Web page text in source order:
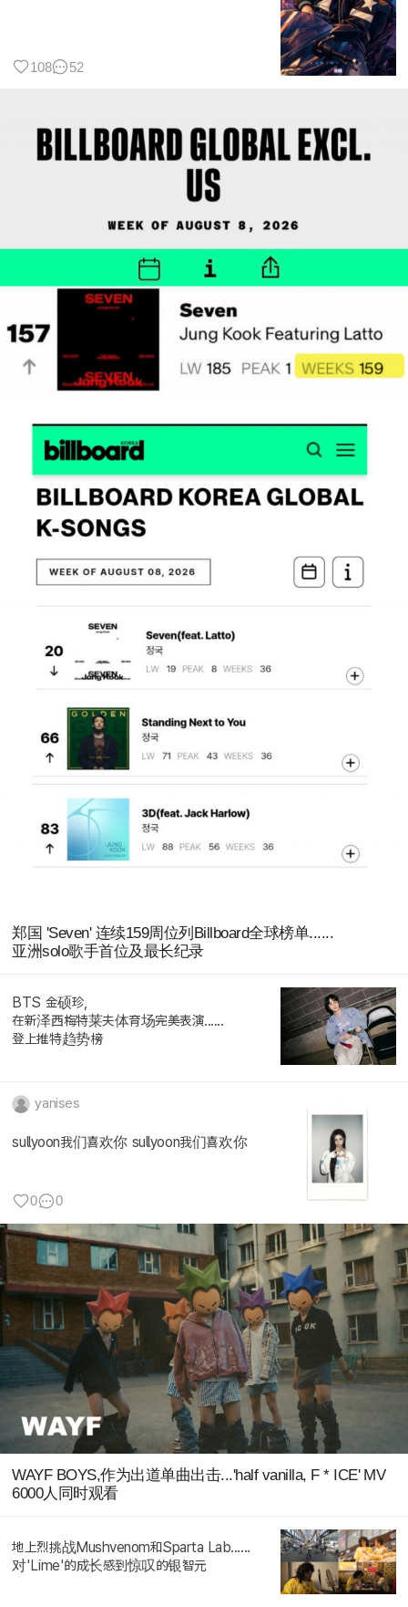
108 52
郑国 'Seven' 连续159周位列Billboard全球榜单......
亚洲solo歌手首位及最长纪录
BTS 金硕珍,
在新泽西梅特莱夫体育场完美表演......
登上推特趋势榜
yanises
sullyoon我们喜欢你 sullyoon我们喜欢你
0 0
WAYF BOYS,作为出道单曲出击...'half vanilla, F * ICE' MV
6000人同时观看
地上烈挑战Mushvenom和Sparta Lab......
对'Lime'的成长感到惊叹的银智元